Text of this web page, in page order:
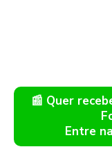
📰 Quer
Entre